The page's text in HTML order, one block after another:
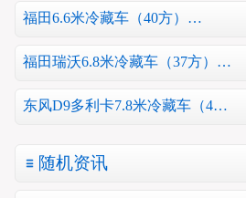
福田6.6米冷藏车（40方）…
福田瑞沃6.8米冷藏车（37方）…
东风D9多利卡7.8米冷藏车（4…
随机资讯